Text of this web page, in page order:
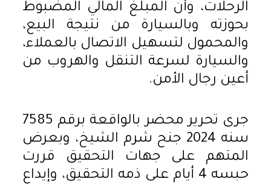
الرحلات، وأن المبلغ المالي المضبوط
بحوزته وبالسيارة من نتيجة البيع،
والمحمول لتسهيل الاتصال بالعملاء،
والسيارة لسرعة التنقل والهروب من
أعين رجال الأمن.
جرى تحرير محضر بالواقعة برقم 7585
سنه 2024 جنح شرم الشيخ، وبعرض
المتهم على جهات التحقيق قررت
حبسه 4 أيام على ذمه التحقيق، وإيداع